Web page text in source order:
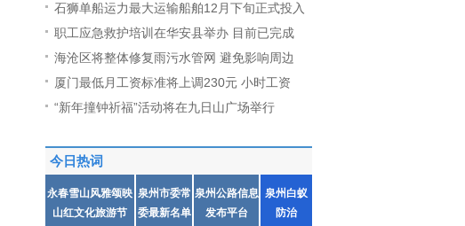
石狮单船运力最大运输船舶12月下旬正式投入
职工应急救护培训在华安县举办 目前已完成
海沧区将整体修复雨污水管网 避免影响周边
厦门最低月工资标准将上调230元 小时工资
“新年撞钟祈福”活动将在九日山广场举行
今日热词
永春雪山风雅颂映
山红文化旅游节
泉州市委常
委最新名单
泉州公路信息
发布平台
泉州白蚁
防治